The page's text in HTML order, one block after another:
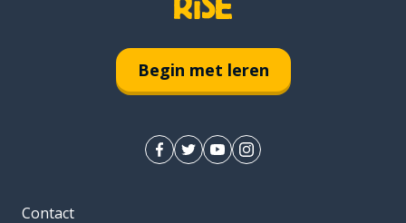
Begin met leren
Contact